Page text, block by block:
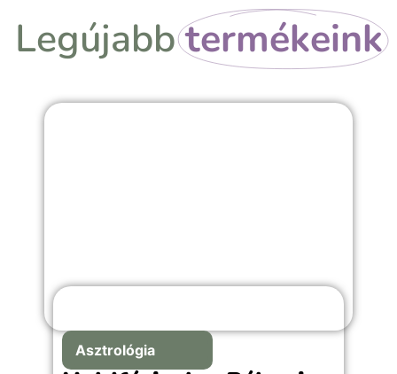
Legújabbtermékeink
Asztrológia